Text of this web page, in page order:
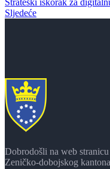
Sljedeće
Dobrodošli na web stranicu
Zeničko-dobojskog kantona